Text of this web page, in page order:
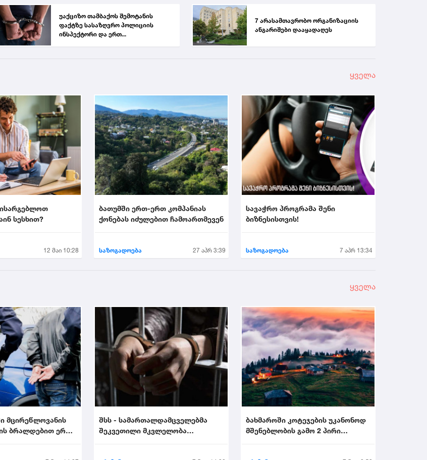
უაქციზო თამბაქოს შემოტანის
ფაქტზე სასაზღვრო პოლიციის
ინსპექტორი და ერთ...
7 არასამთავრობო ორგანიზაციის
ანგარიშები დააყადაღეს
ყველა
სესხით?
12 მაი 10:28
ბათუმში ერთ-ერთ კომპანიას
ქონებას იძულებით ჩამოართმევენ
საზოგადოება 27 აპრ 3:39
სავაჭრო პროგრამა შენი
ბიზნესისთვის!
საზოგადოება 7 აპრ 13:34
ყველა
მცირეწლოვანის
ბრალდებით ერთი
შსს - სამართალდამცველებმა
შეკვეთილი მკვლელობა
ბახმაროში კოტეჯების უკანონოდ
მშენებლობის გამო 2 პირი